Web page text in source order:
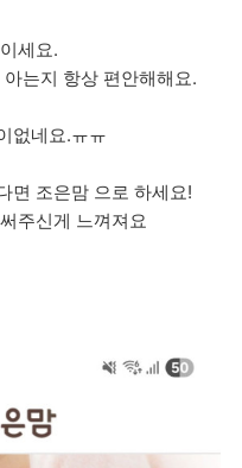
세요.
는지 항상 편안해해요.
없네요.ㅠㅠ
면 조은맘 으로 하세요!
주신게 느껴져요